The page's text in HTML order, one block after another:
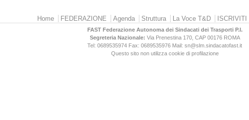
Home FEDERAZIONE Agenda Struttura La Voce T&D ISCRIVITI
FAST Federazione Autonoma dei Sindacati dei Trasporti P.I.
Segreteria Nazionale: Via Prenestina 170, CAP 00176ROMA
Tel: 0689535974 Fax: 0689535976 Mail: sn@slm.sindacatofast.it
Questo sito non utilizza cookie di profilazione